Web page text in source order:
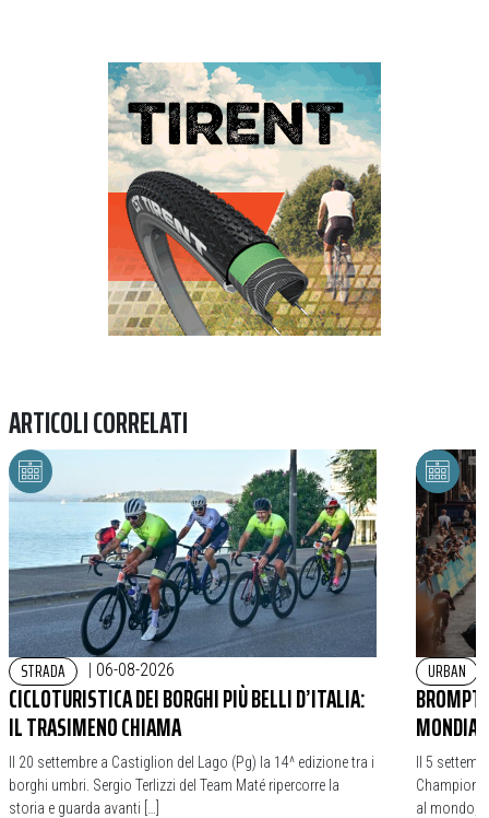
Previous
ARTICOLI CORRELATI
STRADA | 06-08-2026
CICLOTURISTICA DEI BORGHI PIÙ BELLI D’ITALIA:
IL TRASIMENO CHIAMA
Il 20 settembre a Castiglion del Lago (Pg) la 14^ edizione tra i
borghi umbri. Sergio Terlizzi del Team Maté ripercorre la
storia e guarda avanti […]
URBAN
Il 5
al mondo,